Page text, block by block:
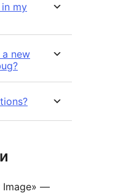
my
new
Image» —